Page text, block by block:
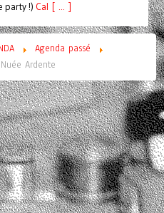
party !) Cal [ ... ]
Agenda passé
Ardente